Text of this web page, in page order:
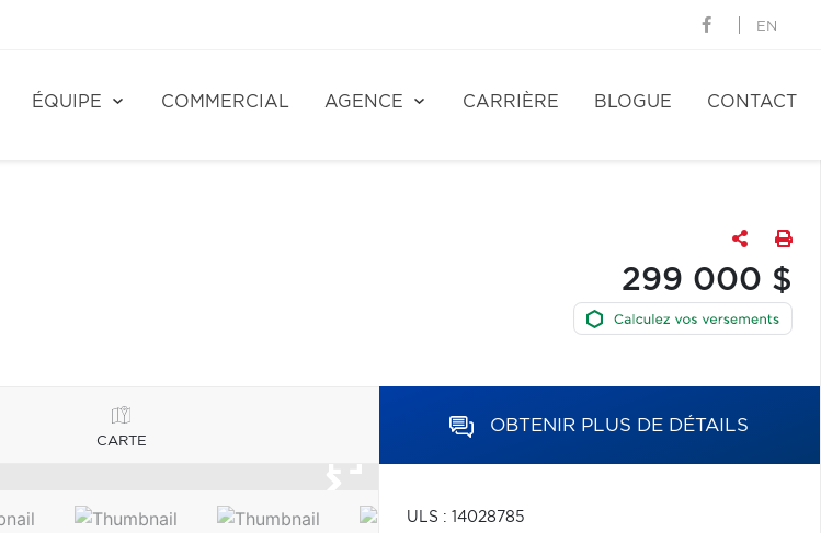
EN
ÉQUIPE COMMERCIAL AGENCE CARRIÈRE BLOGUE CONTACT
299 000 $
CARTE
OBTENIR PLUS DE DÉTAILS
ULS : 14028785